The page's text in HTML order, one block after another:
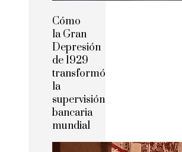
Cómo
la Gran
Depresión
de 1929
transformó
la
supervisión
bancaria
mundial